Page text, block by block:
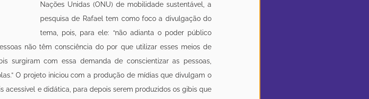
Nações Unidas (ONU) de mobilidade sustentável, a
pesquisa de Rafael tem como foco a divulgação do
tema, pois, para ele: “não adianta o poder público
não têm consciência do por que utilizar esses meios de
surgiram com essa demanda de conscientizar as pessoas,
O projeto iniciou com a produção de mídias que divulgam o
acessível e didática, para depois serem produzidos os gibis que